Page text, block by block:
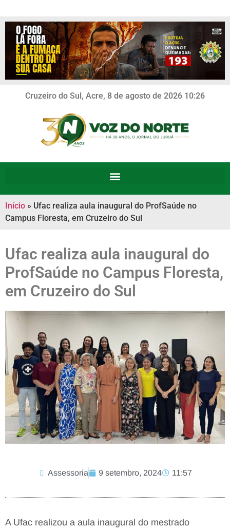
Cruzeiro do Sul, Acre, 8 de agosto de 2026 10:26
Início » Ufac realiza aula inaugural do ProfSaúde no
Campus Floresta, em Cruzeiro do Sul
Ufac realiza aula inaugural do
ProfSaúde no Campus Floresta,
em Cruzeiro do Sul
Assessoria 9 setembro, 2024 11:57
A Ufac realizou a aula inaugural do mestrado